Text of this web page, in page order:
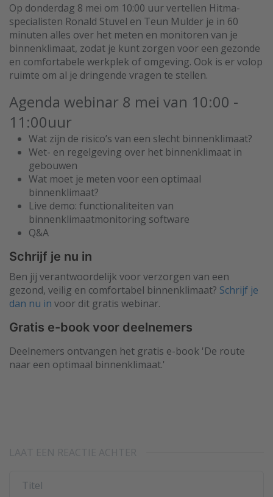
Op donderdag 8 mei om 10:00 uur vertellen Hitma-
specialisten Ronald Stuvel en Teun Mulder je in 60
minuten alles over het meten en monitoren van je
binnenklimaat, zodat je kunt zorgen voor een gezonde
en comfortabele werkplek of omgeving. Ook is er volop
ruimte om al je dringende vragen te stellen.
Agenda webinar 8 mei van 10:00 -
11:00uur
Wat zijn de risico’s van een slecht binnenklimaat?
Wet- en regelgeving over het binnenklimaat in
gebouwen
Wat moet je meten voor een optimaal
binnenklimaat?
Live demo: functionaliteiten van
binnenklimaatmonitoring software
Q&A
Schrijf je nu in
Ben jij verantwoordelijk voor verzorgen van een
gezond, veilig en comfortabel binnenklimaat? Schrijf je
dan nu in voor dit gratis webinar.
Gratis e-book voor deelnemers
Deelnemers ontvangen het gratis e-book 'De route
naar een optimaal binnenklimaat.'
LAAT EEN REACTIE ACHTER